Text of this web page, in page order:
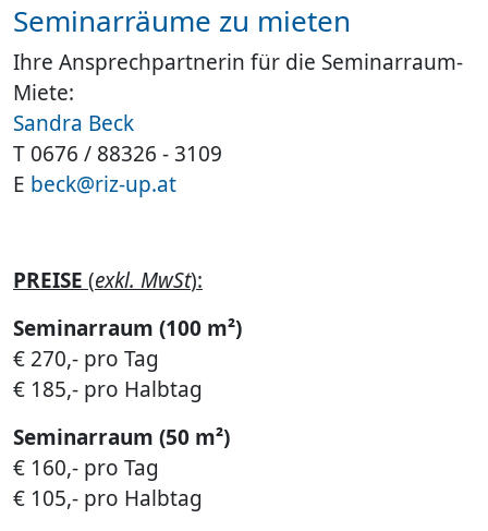
Seminarräume zu mieten
Ihre Ansprechpartnerin für die Seminarraum-
Miete:
Sandra Beck
T 0676 / 88326 - 3109
E beck@riz-up.at
PREISE (exkl. MwSt):
Seminarraum (100 m²)
€ 270,- pro Tag
€ 185,- pro Halbtag
Seminarraum (50 m²)
€ 160,- pro Tag
€ 105,- pro Halbtag